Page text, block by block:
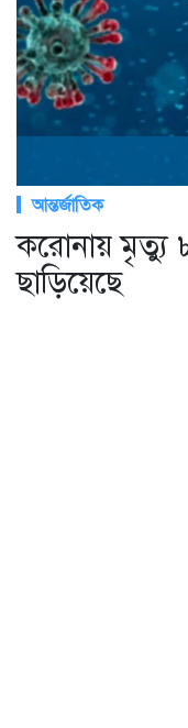
আন্তর্জাতিক
করোনায় মৃত্যু
ছাড়িয়েছে